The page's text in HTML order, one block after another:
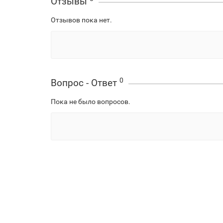
Отзывов пока нет.
Вопрос - Ответ 0
Пока не было вопросов.